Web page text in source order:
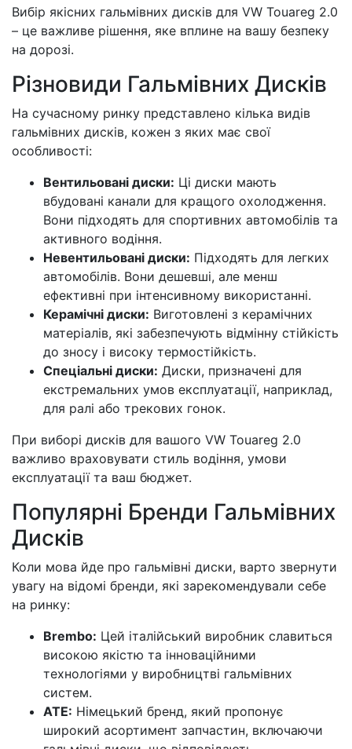
Вибір якісних гальмівних дисків для VW Touareg 2.0
– це важливе рішення, яке вплине на вашу безпеку
на дорозі.
Різновиди Гальмівних Дисків
На сучасному ринку представлено кілька видів
гальмівних дисків, кожен з яких має свої
особливості:
Вентильовані диски: Ці диски мають
вбудовані канали для кращого охолодження.
Вони підходять для спортивних автомобілів та
активного водіння.
Невентильовані диски: Підходять для легких
автомобілів. Вони дешевші, але менш
ефективні при інтенсивному використанні.
Керамічні диски: Виготовлені з керамічних
матеріалів, які забезпечують відмінну стійкість
до зносу і високу термостійкість.
Спеціальні диски: Диски, призначені для
екстремальних умов експлуатації, наприклад,
для ралі або трекових гонок.
При виборі дисків для вашого VW Touareg 2.0
важливо враховувати стиль водіння, умови
експлуатації та ваш бюджет.
Популярні Бренди Гальмівних
Дисків
Коли мова йде про гальмівні диски, варто звернути
увагу на відомі бренди, які зарекомендували себе
на ринку:
Brembo: Цей італійський виробник славиться
високою якістю та інноваційними
технологіями у виробництві гальмівних
систем.
ATE: Німецький бренд, який пропонує
широкий асортимент запчастин, включаючи